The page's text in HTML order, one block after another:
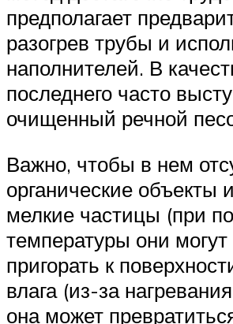
предполагает
разогрев трубы и
наполнителей. В
последнего часто
очищенный речной
Важно, чтобы в нем
органические объекты
мелкие частицы (при
температуры они могут
пригорать к
влага (из-за
она может